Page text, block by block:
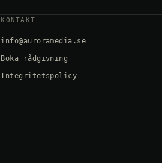
KONTAKT
info@auroramedia.se
Boka rådgivning
Integritetspolicy